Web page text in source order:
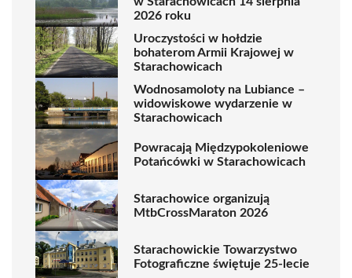
2026 roku
Uroczystości w hołdzie
bohaterom Armii Krajowej w
Starachowicach
Wodnosamoloty na Lubiance –
widowiskowe wydarzenie w
Starachowicach
Powracają Międzypokoleniowe
Potańcówki w Starachowicach
Starachowice organizują
MtbCrossMaraton 2026
Starachowickie Towarzystwo
Fotograficzne świętuje 25-lecie